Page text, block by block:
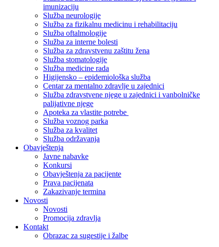
imunizaciju
Služba neurologije
Služba za fizikalnu medicinu i rehabilitaciju
Služba oftalmologije
Služba za interne bolesti
Služba za zdravstvenu zaštitu žena
Služba stomatologije
Služba medicine rada
Higijensko – epidemiološka služba
Centar za mentalno zdravlje u zajednici
Služba zdravstvene njege u zajednici i vanbolničke
palijativne njege
Apoteka za vlastite potrebe
Služba voznog parka
Služba za kvalitet
Služba održavanja
Obavještenja
Javne nabavke
Konkursi
Obavještenja za pacijente
Prava pacijenata
Zakazivanje termina
Novosti
Novosti
Promocija zdravlja
Kontakt
Obrazac za sugestije i žalbe